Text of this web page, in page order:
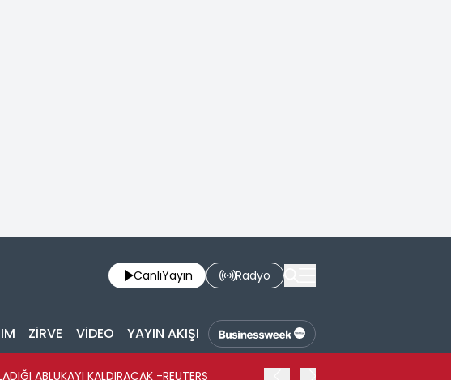
CanlıYayın Radyo
ZİRVE VİDEO YAYIN AKIŞI
ABLUKAYI KALDIRACAK -REUTERS